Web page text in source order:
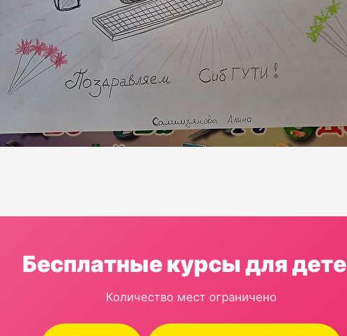
Бесплатные курсы для
Количество мест ограничено